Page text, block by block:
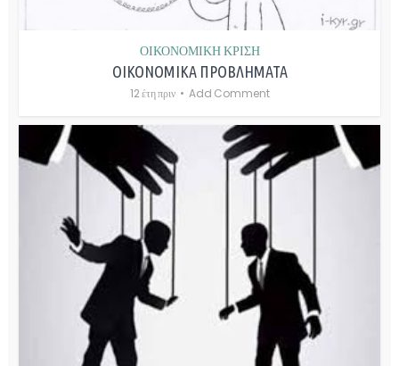
ΟΙΚΟΝΟΜΙΚΗ ΚΡΙΣΗ
ΟΙΚΟΝΟΜΙΚΑ ΠΡΟΒΛΗΜΑΤΑ
12 έτη πριν Add Comment